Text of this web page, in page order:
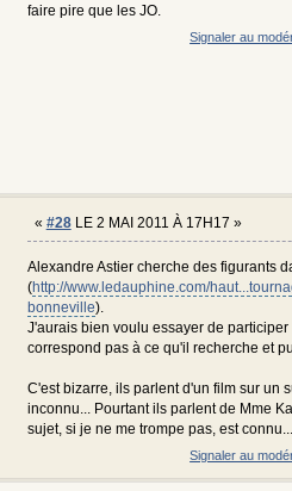
faire pire que les JO.
Signaler au
« #28LE 2 MAI 2011 À 17H17 »
Alexandre Astier cherche des figurants
(http://www.ledauphine.com/
bonneville).
J'aurais bien voulu essayer de participer
correspond pas à ce qu'il recherche et
C'est bizarre, ils parlent d'un film sur un
inconnu... Pourtant ils parlent de Mme
sujet, si je ne me trompe pas, est connu...
Signaler au